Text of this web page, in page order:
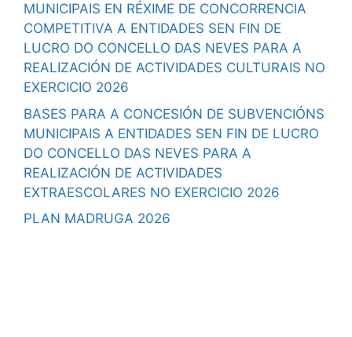
MUNICIPAIS EN RÉXIME DE CONCORRENCIA
COMPETITIVA A ENTIDADES SEN FIN DE
LUCRO DO CONCELLO DAS NEVES PARA A
REALIZACIÓN DE ACTIVIDADES CULTURAIS NO
EXERCICIO 2026
BASES PARA A CONCESIÓN DE SUBVENCIÓNS
MUNICIPAIS A ENTIDADES SEN FIN DE LUCRO
DO CONCELLO DAS NEVES PARA A
REALIZACIÓN DE ACTIVIDADES
EXTRAESCOLARES NO EXERCICIO 2026
PLAN MADRUGA 2026